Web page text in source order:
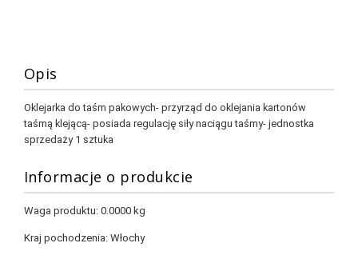
Opis
Oklejarka do taśm pakowych- przyrząd do oklejania kartonów
taśmą klejącą- posiada regulację siły naciągu taśmy- jednostka
sprzedaży 1 sztuka
Informacje o produkcie
Waga produktu: 0.0000 kg
Kraj pochodzenia: Włochy